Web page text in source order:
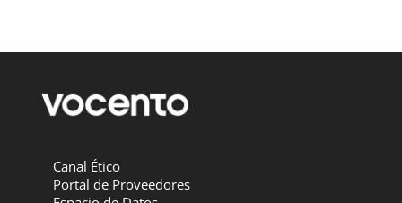
Canal Ético
Portal de Proveedores